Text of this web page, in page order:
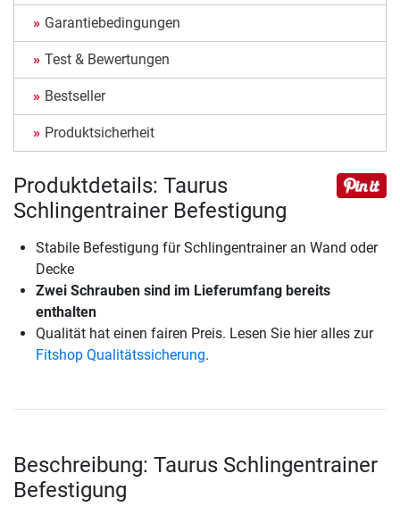
Garantiebedingungen
Test & Bewertungen
Bestseller
Produktsicherheit
Produktdetails: Taurus
Schlingentrainer Befestigung
Stabile Befestigung für Schlingentrainer an Wand oder
Decke
Zwei Schrauben sind im Lieferumfang bereits
enthalten
Qualität hat einen fairen Preis. Lesen Sie hier alles zur
Fitshop Qualitätssicherung.
Beschreibung: Taurus Schlingentrainer
Befestigung